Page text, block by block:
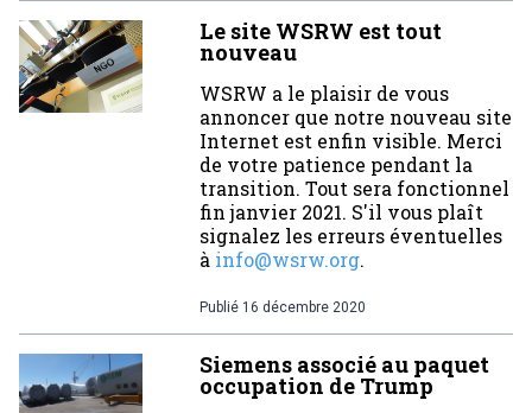
Le site WSRW est tout
nouveau
WSRW a le plaisir de vous
annoncer que notre nouveau site
Internet est enfin visible. Merci
de votre patience pendant la
transition. Tout sera fonctionnel
fin janvier 2021. S'il vous plaît
signalez les erreurs éventuelles
à info@wsrw.org.
Publié 16 décembre 2020
Siemens associé au paquet
occupation de Trump